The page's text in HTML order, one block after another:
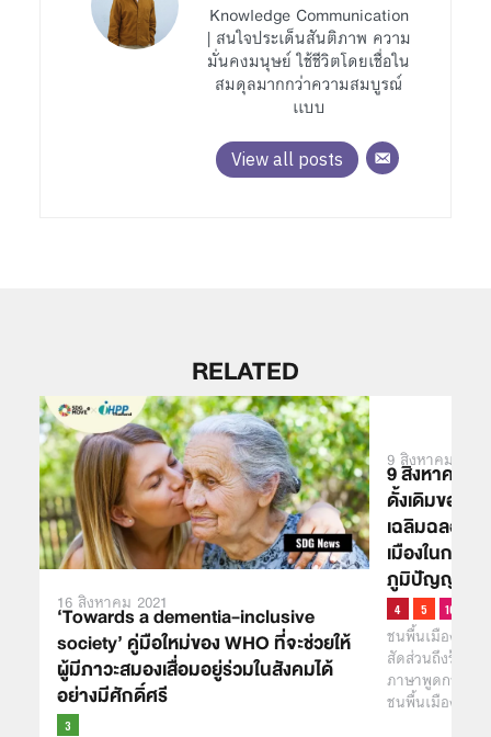
Knowledge Communication
| สนใจประเด็นสันติภาพ ความ
มั่นคงมนุษย์ ใช้ชีวิตโดยเชื่อใน
สมดุลมากกว่าความสมบูรณ์
เเบบ
View all posts
RELATED
16 สิงหาคม 2021
‘Towards a dementia-inclusive
society’ คู่มือใหม่ของ WHO ที่จะช่วยให้
ผู้มีภาวะสมองเสื่อมอยู่ร่วมในสังคมได้
อย่างมีศักดิ์ศรี
9 สิงหาคม 2022
9 สิงหาคม วั
ดั้งเดิมของโ
เฉลิมฉลอง
เมืองในการ
ภูมิปัญญาท้อ
ชนพื้นเมืองดั้งเ
สัดส่วนถึงร้อยล
ภาษาพูดกว่า
ชนพื้นเมืองอยู่